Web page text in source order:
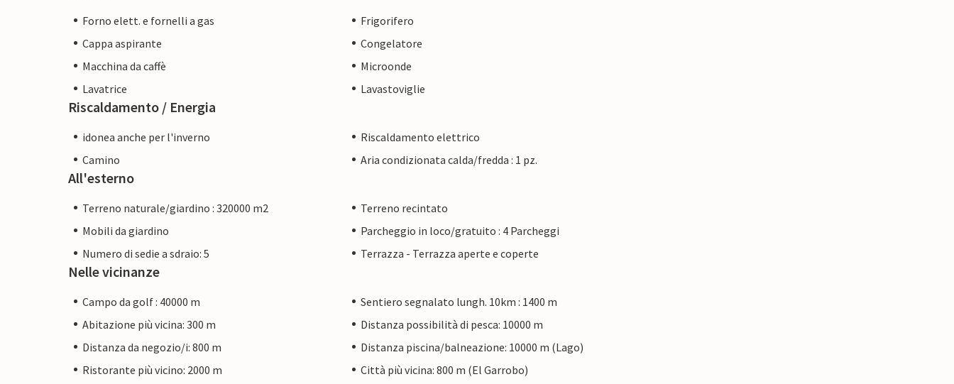
Forno elett. e fornelli a gas
Frigorifero
Cappa aspirante
Congelatore
Macchina da caffè
Microonde
Lavatrice
Lavastoviglie
Riscaldamento / Energia
idonea anche per l'inverno
Riscaldamento elettrico
Camino
Aria condizionata calda/fredda : 1 pz.
All'esterno
Terreno naturale/giardino : 320000 m2
Terreno recintato
Mobili da giardino
Parcheggio in loco/gratuito : 4 Parcheggi
Numero di sedie a sdraio: 5
Terrazza - Terrazza aperte e coperte
Nelle vicinanze
Campo da golf : 40000 m
Sentiero segnalato lungh. 10km : 1400 m
Abitazione più vicina: 300 m
Distanza possibilità di pesca: 10000 m
Distanza da negozio/i: 800 m
Distanza piscina/balneazione: 10000 m (Lago)
Ristorante più vicino: 2000 m
Città più vicina: 800 m (El Garrobo)